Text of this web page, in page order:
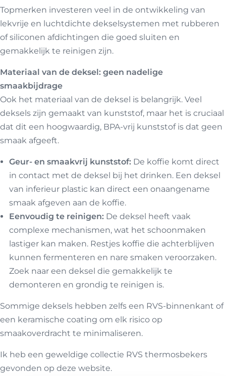
Topmerken investeren veel in de ontwikkeling van
lekvrije en luchtdichte dekselsystemen met rubberen
of siliconen afdichtingen die goed sluiten en
gemakkelijk te reinigen zijn.
Materiaal van de deksel: geen nadelige
smaakbijdrage
Ook het materiaal van de deksel is belangrijk. Veel
deksels zijn gemaakt van kunststof, maar het is cruciaal
dat dit een hoogwaardig, BPA-vrij kunststof is dat geen
smaak afgeeft.
Geur- en smaakvrij kunststof: De koffie komt direct
in contact met de deksel bij het drinken. Een deksel
van inferieur plastic kan direct een onaangename
smaak afgeven aan de koffie.
Eenvoudig te reinigen: De deksel heeft vaak
complexe mechanismen, wat het schoonmaken
lastiger kan maken. Restjes koffie die achterblijven
kunnen fermenteren en nare smaken veroorzaken.
Zoek naar een deksel die gemakkelijk te
demonteren en grondig te reinigen is.
Sommige deksels hebben zelfs een RVS-binnenkant of
een keramische coating om elk risico op
smaakoverdracht te minimaliseren.
Ik heb een geweldige collectie RVS thermosbekers
gevonden op deze website.